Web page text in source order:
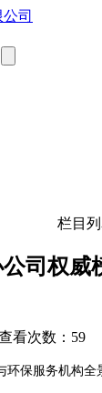
栏目
司权威
看次数：59
环保服务机构全